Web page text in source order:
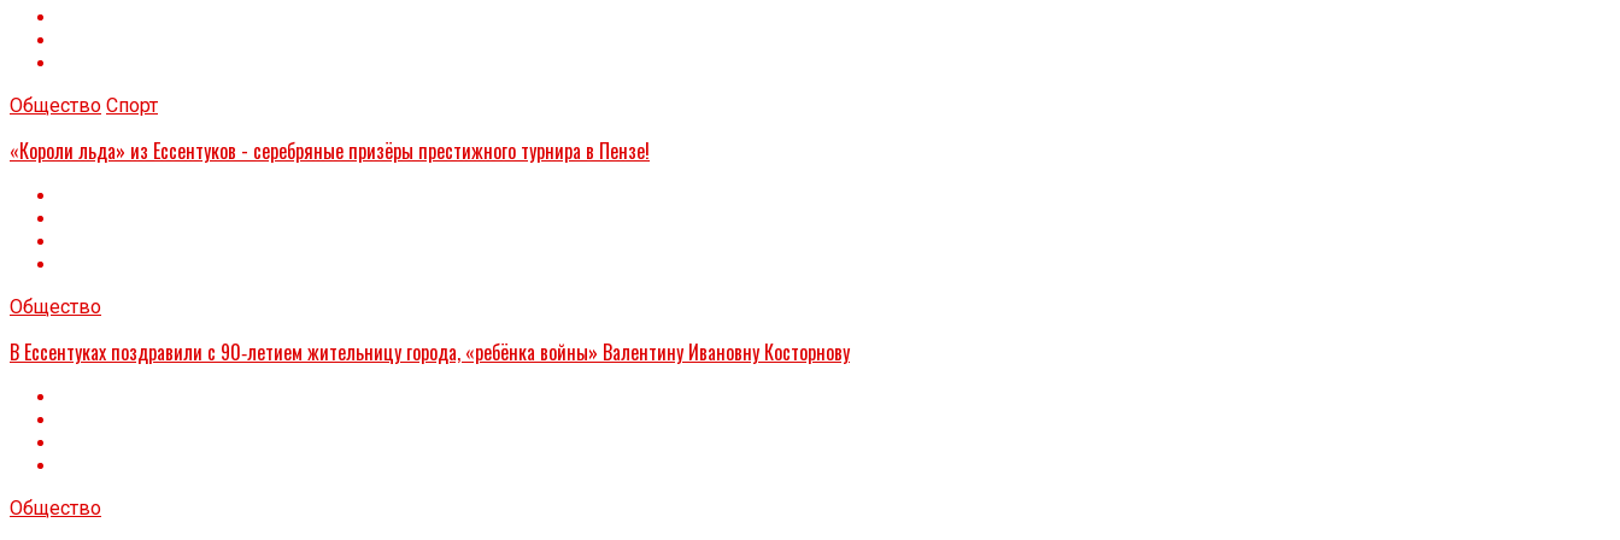
Общество Спорт
«Короли льда» из Ессентуков - серебряные призёры престижного турнира в Пензе!
Общество
В Ессентуках поздравили с 90‑летием жительницу города, «ребёнка войны» Валентину Ивановну Косторнову
Общество